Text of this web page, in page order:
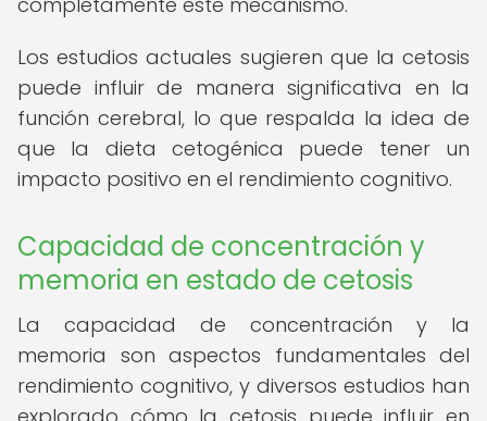
Los estudios actuales sugieren que la cetosis
puede influir de manera significativa en la
función cerebral, lo que respalda la idea de
que la dieta cetogénica puede tener un
impacto positivo en el rendimiento cognitivo.
Capacidad de concentración y
memoria en estado de cetosis
La capacidad de concentración y la
memoria son aspectos fundamentales del
rendimiento cognitivo, y diversos estudios han